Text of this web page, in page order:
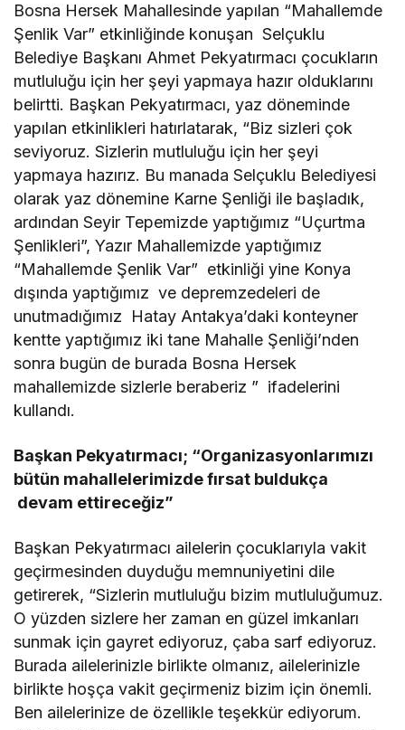
Bosna Hersek Mahallesinde yapılan “Mahallemde
Şenlik Var” etkinliğinde konuşan Selçuklu
Belediye Başkanı Ahmet Pekyatırmacı çocukların
mutluluğu için her şeyi yapmaya hazır olduklarını
belirtti. Başkan Pekyatırmacı, yaz döneminde
yapılan etkinlikleri hatırlatarak, “Biz sizleri çok
seviyoruz. Sizlerin mutluluğu için her şeyi
yapmaya hazırız. Bu manada Selçuklu Belediyesi
olarak yaz dönemine Karne Şenliği ile başladık,
ardından Seyir Tepemizde yaptığımız “Uçurtma
Şenlikleri”, Yazır Mahallemizde yaptığımız
“Mahallemde Şenlik Var” etkinliği yine Konya
dışında yaptığımız ve depremzedeleri de
unutmadığımız Hatay Antakya’daki konteyner
kentte yaptığımız iki tane Mahalle Şenliği’nden
sonra bugün de burada Bosna Hersek
mahallemizde sizlerle beraberiz ” ifadelerini
kullandı.
Başkan Pekyatırmacı; “Organizasyonlarımızı
bütün mahallelerimizde fırsat buldukça
devam ettireceğiz”
Başkan Pekyatırmacı ailelerin çocuklarıyla vakit
geçirmesinden duyduğu memnuniyetini dile
getirerek, “Sizlerin mutluluğu bizim mutluluğumuz.
O yüzden sizlere her zaman en güzel imkanları
sunmak için gayret ediyoruz, çaba sarf ediyoruz.
Burada ailelerinizle birlikte olmanız, ailelerinizle
birlikte hoşça vakit geçirmeniz bizim için önemli.
Ben ailelerinize de özellikle teşekkür ediyorum.